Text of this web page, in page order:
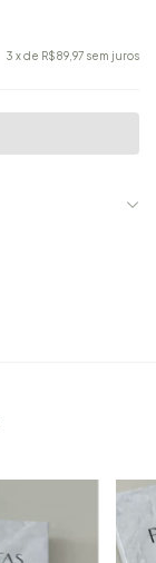
3 x de R$89,97 sem juros